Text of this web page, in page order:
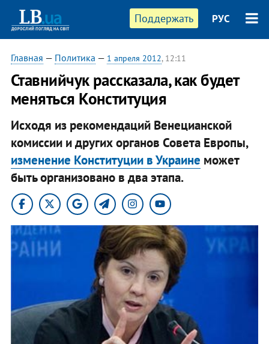
Поддержать РУС
Главная — Политика — 1 апреля 2012, 12:11
Ставнийчук рассказала, как будет
меняться Конституция
Исходя из рекомендаций Венецианской
комиссии и других органов Совета Европы,
изменение Конституции в Украине может
быть организовано в два этапа.